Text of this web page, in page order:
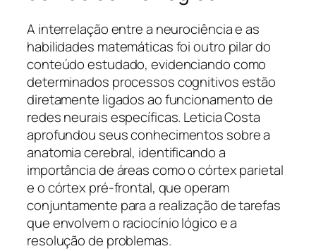
A interrelação entre a neurociência e as
habilidades matemáticas foi outro pilar do
conteúdo estudado, evidenciando como
determinados processos cognitivos estão
diretamente ligados ao funcionamento de
redes neurais específicas. Leticia Costa
aprofundou seus conhecimentos sobre a
anatomia cerebral, identificando a
importância de áreas como o córtex parietal
e o córtex pré-frontal, que operam
conjuntamente para a realização de tarefas
que envolvem o raciocínio lógico e a
resolução de problemas.